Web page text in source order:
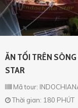
ĂN TỐI TRÊN
STAR
Mã tour:
Thời gian: 180 PHÚT